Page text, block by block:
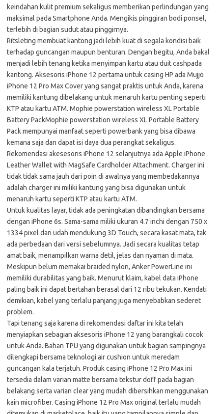
keindahan kulit premium sekaligus memberikan perlindungan yang
maksimal pada Smartphone Anda. Mengikis pinggiran bodi ponsel,
terlebih di bagian sudut atau pinggirnya.
Ritsleting membuat kantong jadi lebih kuat di segala kondisi baik
terhadap guncangan maupun benturan. Dengan begitu, Anda bakal
menjadi lebih tenang ketika menyimpan kartu atau duit cashpada
kantong. Aksesoris iPhone 12 pertama untuk casing HP ada Mujjo
iPhone 12 Pro Max Cover yang sangat praktis untuk Anda, karena
memiliki kantung dibelakang untuk menaruh kartu penting seperti
KTP atau kartu ATM. Mophie powerstation wireless XL Portable
Battery PackMophie powerstation wireless XL Portable Battery
Pack mempunyai manfaat seperti powerbank yang bisa dibawa
kemana saja dan dapat isi daya dua perangkat sekaligus.
Rekomendasi akesesoris iPhone 12 selanjutnya ada Apple iPhone
Leather Wallet with MagSafe Cardholder Attachment. Charger ini
tidak tidak sama jauh dari poin di awalnya yang membedakannya
adalah charger ini miliki kantung yang bisa digunakan untuk
menaruh kartu seperti KTP atau kartu ATM.
Untuk kualitas layar, tidak ada peningkatan dibandingkan bersama
dengan iPhone 6s. Sama-sama miliki ukuran 4.7 inchi dengan 750 x
1334 pixel dan udah mendukung 3D Touch, secara kasat mata, tak
ada perbedaan dari versi sebelumnya. Jadi secara kualitas tetap
amat baik, menampilkan warna detil, jelas dan nyaman di mata.
Meskipun belum memakai braided nylon, Anker PowerLine ini
memiliki durabilitas yang baik. Menurut klaim, kabel data iPhone
paling baik ini dapat bertahan berasal dari 12 ribu tekukan. Kendati
demikian, kabel yang terlalu panjang juga menyebabkan sederet
problem.
Tapi tenang saja karena di rekomendasi daftar ini kita telah
menyiapkan sebagian aksesoris iPhone 12 yang barangkali cocok
untuk Anda. Bahan TPU yang digunakan untuk bagian sampingnya
dilengkapi bersama teknologi air cushion untuk meredam
guncangan kala terjatuh. Produk casing iPhone 12 Pro Max ini
tersedia dalam varian matte bersama tekstur doff pada bagian
belakang serta varian clear yang mudah dibersihkan menggunakan
kain microfiber. Casing iPhone 12 Pro Max original terlalu mudah